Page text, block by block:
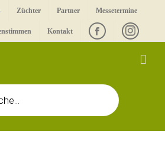
Züchter Partner Messetermine
Kontakt